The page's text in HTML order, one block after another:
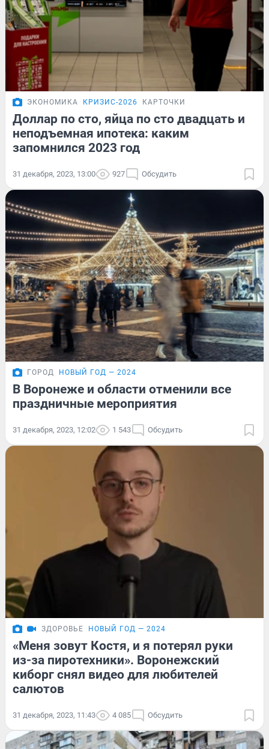
ЭКОНОМИКА КРИЗИС-2026 КАРТОЧКИ
Доллар по сто, яйца по сто двадцать и
неподъемная ипотека: каким
запомнился 2023 год
31 декабря, 2023, 13:00 927 Обсудить
ГОРОД НОВЫЙ ГОД — 2024
В Воронеже и области отменили все
праздничные мероприятия
31 декабря, 2023, 12:02 1 543 Обсудить
ЗДОРОВЬЕ НОВЫЙ ГОД — 2024
«Меня зовут Костя, и я потерял руки
из-за пиротехники». Воронежский
киборг снял видео для любителей
салютов
31 декабря, 2023, 11:43 4 085 Обсудить